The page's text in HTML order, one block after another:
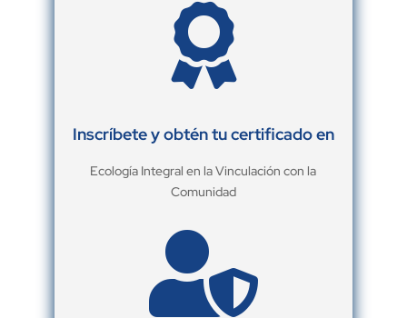

Inscríbete y obtén tu certificado en
Ecología Integral en la Vinculación con la
Comunidad
